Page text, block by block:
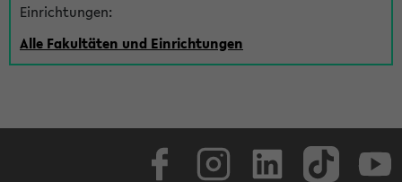
Einrichtungen:
Alle Fakultäten und Einrichtungen